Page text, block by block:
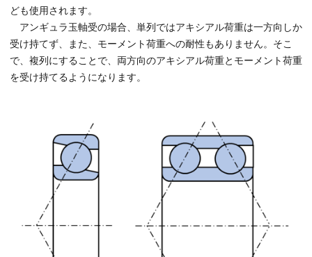
ども使用されます。
アンギュラ玉軸受の場合、単列ではアキシアル荷重は一方向しか
受け持てず、また、モーメント荷重への耐性もありません。そこ
で、複列にすることで、両方向のアキシアル荷重とモーメント荷重
を受け持てるようになります。